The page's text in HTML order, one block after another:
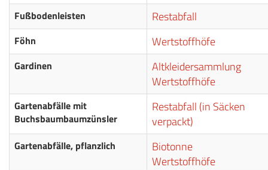
Fußbodenleisten Restabfall
Föhn Wertstoffhöfe
Gardinen
Altkleidersammlung
Wertstoffhöfe
Gartenabfälle mit
Buchsbaumbaumzünsler
Restabfall (in Säcken
verpackt)
Gartenabfälle, pflanzlich
Biotonne
Wertstoffhöfe